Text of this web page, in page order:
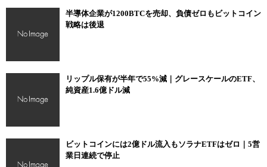
半導体企業が1200BTCを売却、負債ゼロもビットコイン
戦略は後退
リップル保有が半年で55%減｜グレースケールのETF、
純資産1.6億ドル減
ビットコインには2億ドル流入もソラナETFはゼロ｜5営
業日連続で停止